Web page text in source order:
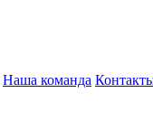
Наша команда